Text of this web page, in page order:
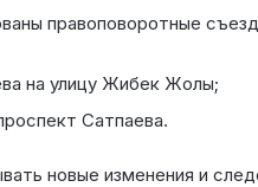
правоповоротные
на улицу Жибек Жолы;
Сатпаева.
новые изменения и